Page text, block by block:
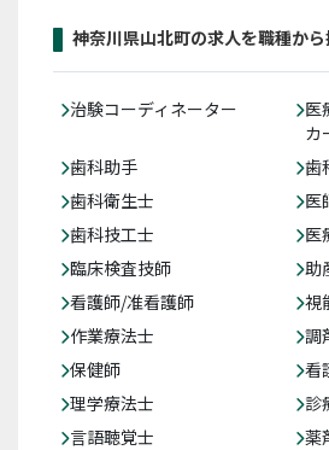
神奈川県山北町の求人を職種から
治験コーディネーター
医
カ
歯科助手
歯
歯科衛生士
医
歯科技工士
医
臨床検査技師
助
看護師/准看護師
視
作業療法士
調
保健師
看
理学療法士
診
言語聴覚士
薬